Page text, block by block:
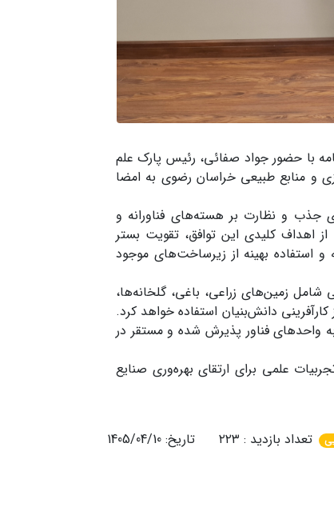
با حضور جواد صفائی، رئیس پارک علم
و منابع طبیعی خراسان رضوی به امضا
جذب و نظارت بر هسته‌های فناورانه و
اهداف کلیدی این توافق، تقویت بستر
استفاده بهینه از زیرساخت‌های موجود
۲۰ هکتار از فضاهای تحقیقاتی شامل زمین‌های زراعی، باغی، گلخانه‌ها،
دانش‌بنیان استفاده خواهد کرد.
واحدهای فناور پذیرش شده و مستقر در
علمی برای ارتقای بهره‌وری صنایع
تعداد بازدید : ۲۲۳ تاریخ: 1405/04/10